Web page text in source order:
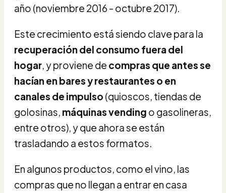
año (noviembre 2016 - octubre 2017).
Este crecimiento está siendo clave para la
recuperación del consumo fuera del
hogar, y proviene de compras que antes se
hacían en bares y restaurantes o en
canales de impulso (quioscos, tiendas de
golosinas, máquinas vending o gasolineras,
entre otros), y que ahora se están
trasladando a estos formatos.
En algunos productos, como el vino, las
compras que no llegan a entrar en casa